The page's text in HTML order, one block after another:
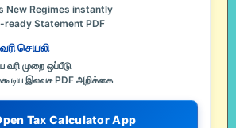
New Regimes instantly
ready Statement PDF
செயலி
வரி முறை ஒப்பீடு
இலவச PDF அறிக்கை
Tax Calculator App